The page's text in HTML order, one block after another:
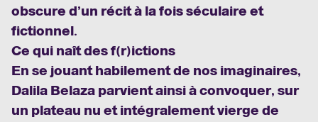
obscure d’un récit à la fois séculaire et
fictionnel.
Ce qui naît des f(r)ictions
En se jouant habilement de nos imaginaires,
Dalila Belaza parvient ainsi à convoquer, sur
un plateau nu et intégralement vierge de